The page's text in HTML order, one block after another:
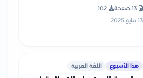
بالاجابات
13 صفحة
102
13 مايو 2025
هذا الأسبوع اللغة العربية